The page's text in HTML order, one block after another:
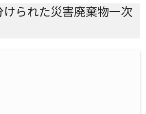
られた災害廃棄物一次